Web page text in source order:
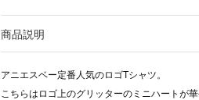
商品説明
アニエスベー定番人気のロゴTシャツ。
こちらはロゴ上のグリッターのミニハートが